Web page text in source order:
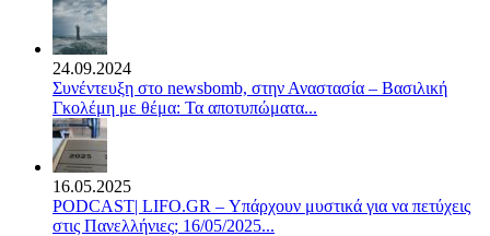
24.09.2024
Συνέντευξη στο newsbomb, στην Αναστασία – Βασιλική
Γκολέμη με θέμα: Τα αποτυπώματα...
16.05.2025
PODCAST| LIFO.GR – Υπάρχουν μυστικά για να πετύχεις
στις Πανελλήνιες; 16/05/2025...